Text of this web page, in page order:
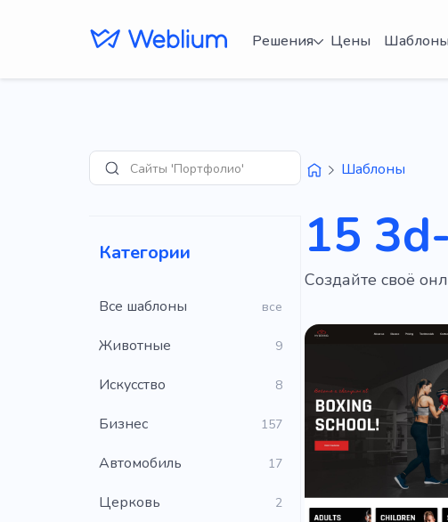
Решения Цены
ПоискСайты 'Портфолио'
Категории
Все шаблоны все
Животные 9
Искусство 8
Бизнес 157
Автомобиль 17
Церковь 2
Шаблоны
15
Создайте своё